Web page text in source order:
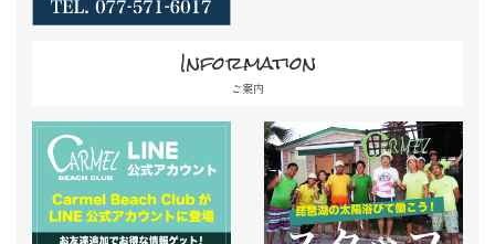
Information
ご案内